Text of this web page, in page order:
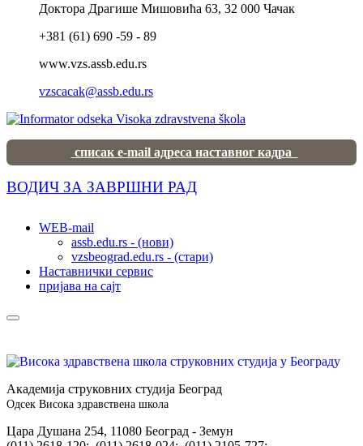
Доктора Драгише Мишовића 63, 32 000 Чачак
+381 (61) 690 -59 - 89
www.vzs.assb.edu.rs
vzscacak@assb.edu.rs
списак e-mail адреса наставног кадра
ВОДИЧ ЗА ЗАВРШНИ РАД
WEB-mail
assb.edu.rs - (нови)
vzsbeograd.edu.rs - (стари)
Наставнички сервис
пријава на сајт
Академија струковних студија Београд
Одсек Висока здравствена школа
Цара Душана 254, 11080 Београд - Земун